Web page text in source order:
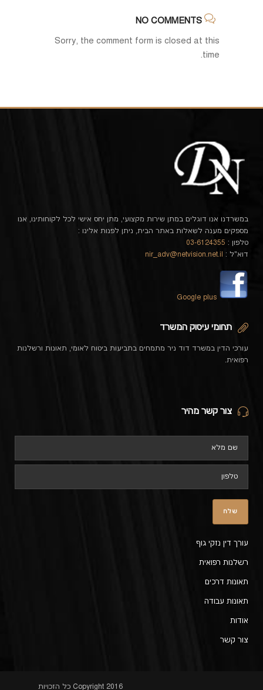
NO COMMENTS
Sorry, the comment form is closed at this
time.
במשרדנו אנו דוגלים במתן שירות מקצועי, מתן יחס אישי לכל לקוחותינו, אנו
מספקים מענה לשאלות באתר הבית, ניתן לפנות אלינו :
טלפון : 03-6124355
דוא"ל : nir_adv@netvision.net.il
Google plus
תחומי עיסוק המשרד
עורכי הדין במשרד דוד ניר מתמחים בתביעות ביטוח לאומי, תאונות ורשלנות
רפואית.
צור קשר מהיר
עורך דין נזקי גוף
רשלנות רפואית
תאונות דרכים
תאונות עבודה
אודות
צור קשר
Copyright 2016 כל הזכויות